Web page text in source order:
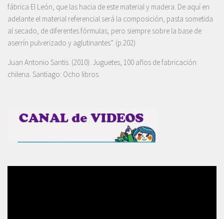
fábrica El León, que las hacia de este material y madera. De aquí en
adelante el material referencial será la composición, pasta sometida
al secado, de diferentes fórmulas, pero siempre sobre la base de
aserrín pulverizado y aglutinantes”. (p.202)
Juan Antonio Santis. (2010). Juguetes, 100 años de fabricación
chilena. Santiago: Ocho libros.